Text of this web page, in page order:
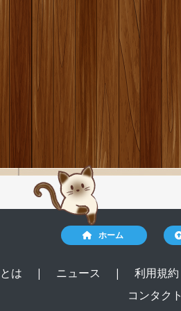
ホーム
は | ニュース | 利用規約
コンタクト